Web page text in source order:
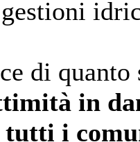
di
in
tutti i